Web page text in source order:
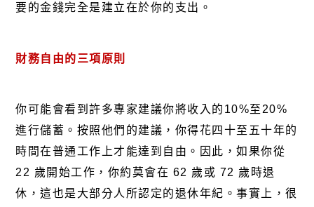
要的金錢完全是建立在於你的支出。
財務自由的三項原則
你可能會看到許多專家建議你將收入的10%至20%
進行儲蓄。按照他們的建議，你得花四十至五十年的
時間在普通工作上才能達到自由。因此，如果你從
22 歲開始工作，你約莫會在 62 歲或 72 歲時退
休，這也是大部分人所認定的退休年紀。事實上，很